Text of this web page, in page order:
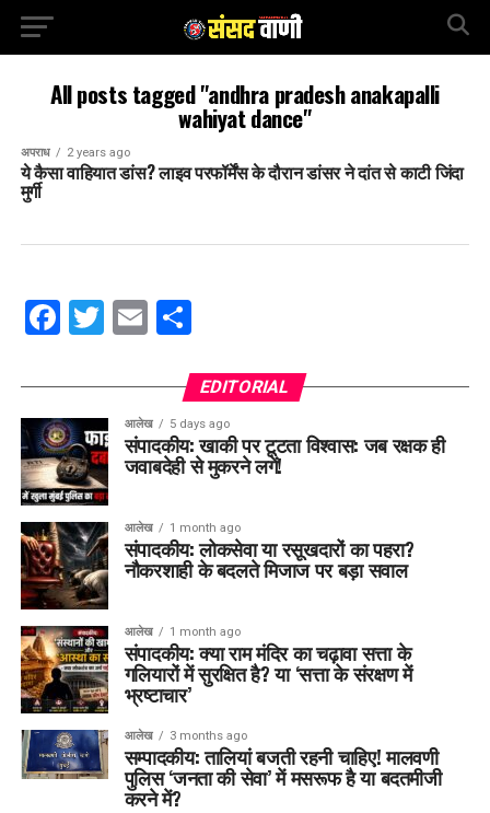
All posts tagged "andhra pradesh anakapalli
wahiyat dance"
अपराध 2 years ago
ये कैसा वाहियात डांस? लाइव परफॉर्मेंस के दौरान डांसर ने दांत से काटी जिंदा
मुर्गी
Facebook
Twitter
EmailShare
EDITORIAL
आलेख 5 days ago
संपादकीय: खाकी पर टूटता विश्वास: जब रक्षक ही
जवाबदेही से मुकरने लगें!
आलेख 1 month ago
संपादकीय: लोकसेवा या रसूखदारों का पहरा?
नौकरशाही के बदलते मिजाज पर बड़ा सवाल
आलेख 1 month ago
संपादकीय: क्या राम मंदिर का चढ़ावा सत्ता के
गलियारों में सुरक्षित है? या ‘सत्ता के संरक्षण में
भ्रष्टाचार’
आलेख 3 months ago
सम्पादकीय: तालियां बजती रहनी चाहिए! मालवणी
पुलिस ‘जनता की सेवा’ में मसरूफ है या बदतमीजी
करने में?